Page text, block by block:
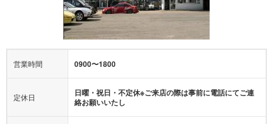
営業時間 0900〜1800
定休日
日曜・祝日・不定休※ご来店の際は事前に電話にてご連
絡お願いいたし